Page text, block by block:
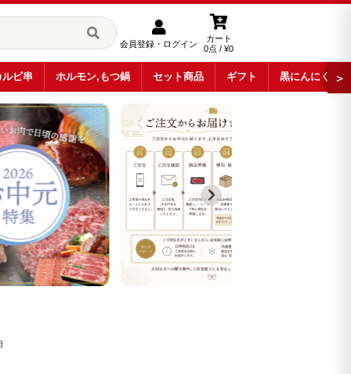
会員登録・ログイン
カート
0点 / ¥0
ルビ串 ホルモン,もつ鍋 セット商品 ギフト 黒にんにく ＞